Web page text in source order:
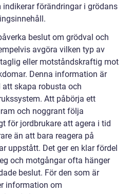
förändringar i grödans
beslut om grödval och
avgöra vilken typ av
eller motståndskraftig mot
Denna information är
skapa robusta och
Att påbörja ett
och noggrant följa
för jordbrukare att agera i tid
än att bara reagera på
uppstått. Det ger en klar fördel
och motgångar ofta hänger
beslut. För den som är
information om